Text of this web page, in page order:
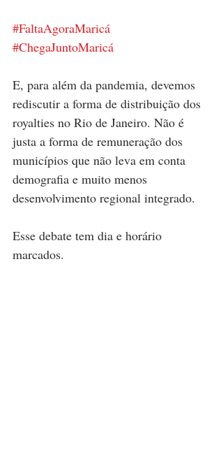
#FaltaAgoraMaricá
#ChegaJuntoMaricá
E, para além da pandemia, devemos
rediscutir a forma de distribuição dos
royalties no Rio de Janeiro. Não é
justa a forma de remuneração dos
municípios que não leva em conta
demografia e muito menos
desenvolvimento regional integrado.
Esse debate tem dia e horário
marcados.